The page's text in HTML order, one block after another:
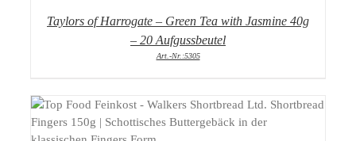
Taylors of Harrogate – Green Tea with Jasmine 40g
– 20 Aufgussbeutel
Art.-Nr.:5305
DETAILS